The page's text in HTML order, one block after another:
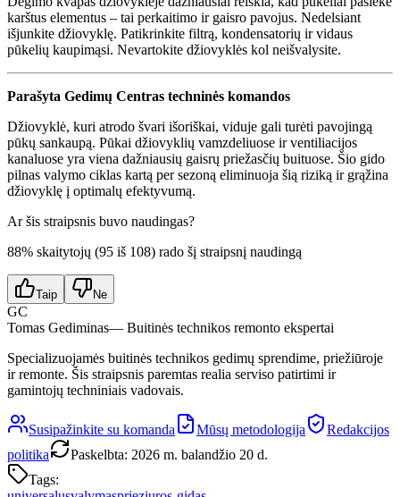
karštus elementus – tai perkaitimo ir gaisro pavojus. Nedelsiant
išjunkite džiovyklę. Patikrinkite filtrą, kondensatorių ir vidaus
pūkelių kaupimąsi. Nevartokite džiovyklės kol neišvalysite.
Parašyta Gedimų Centras techninės komandos
Džiovyklė, kuri atrodo švari išoriškai, viduje gali turėti pavojingą
pūkų sankaupą. Pūkai džiovyklių vamzdeliuose ir ventiliacijos
kanaluose yra viena dažniausių gaisrų priežasčių buituose. Šio gido
pilnas valymo ciklas kartą per sezoną eliminuoja šią riziką ir grąžina
džiovyklę į optimalų efektyvumą.
Ar šis straipsnis buvo naudingas?
88% skaitytojų (95 iš 108) rado šį straipsnį naudingą
Taip Ne
GC
Tomas Gediminas— Buitinės technikos remonto ekspertai
Specializuojamės buitinės technikos gedimų sprendime, priežiūroje
ir remonte. Šis straipsnis paremtas realia serviso patirtimi ir
gamintojų techniniais vadovais.
Susipažinkite su komanda Mūsų metodologija
Redakcijos
politika
Paskelbta: 2026 m. balandžio 20 d.
Tags: